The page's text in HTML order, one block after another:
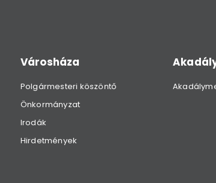
Városháza
Polgármesteri köszöntő
Önkormányzat
Irodák
Hirdetmények